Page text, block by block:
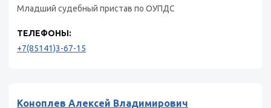
Младший судебный пристав по ОУПДС
ТЕЛЕФОНЫ:
+7(85141)3-67-15
Коноплев Алексей Владимирович